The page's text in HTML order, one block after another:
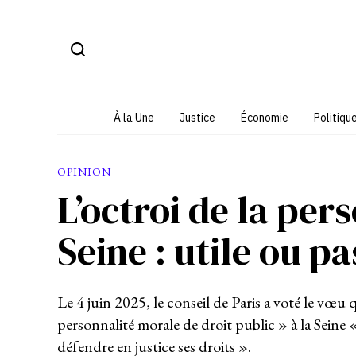
À la Une Justice Économie
OPINION
L’octroi de la
Seine : utile ou
Le 4 juin 2025, le conseil de Paris a voté le
personnalité morale de droit public » à la
défendre en justice ses droits ».